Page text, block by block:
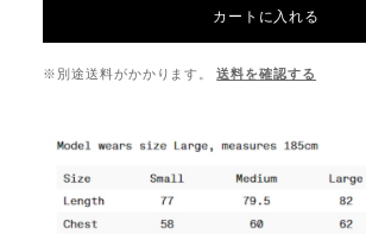
カートに入れる
※別途送料がかかります。 送料を確認する